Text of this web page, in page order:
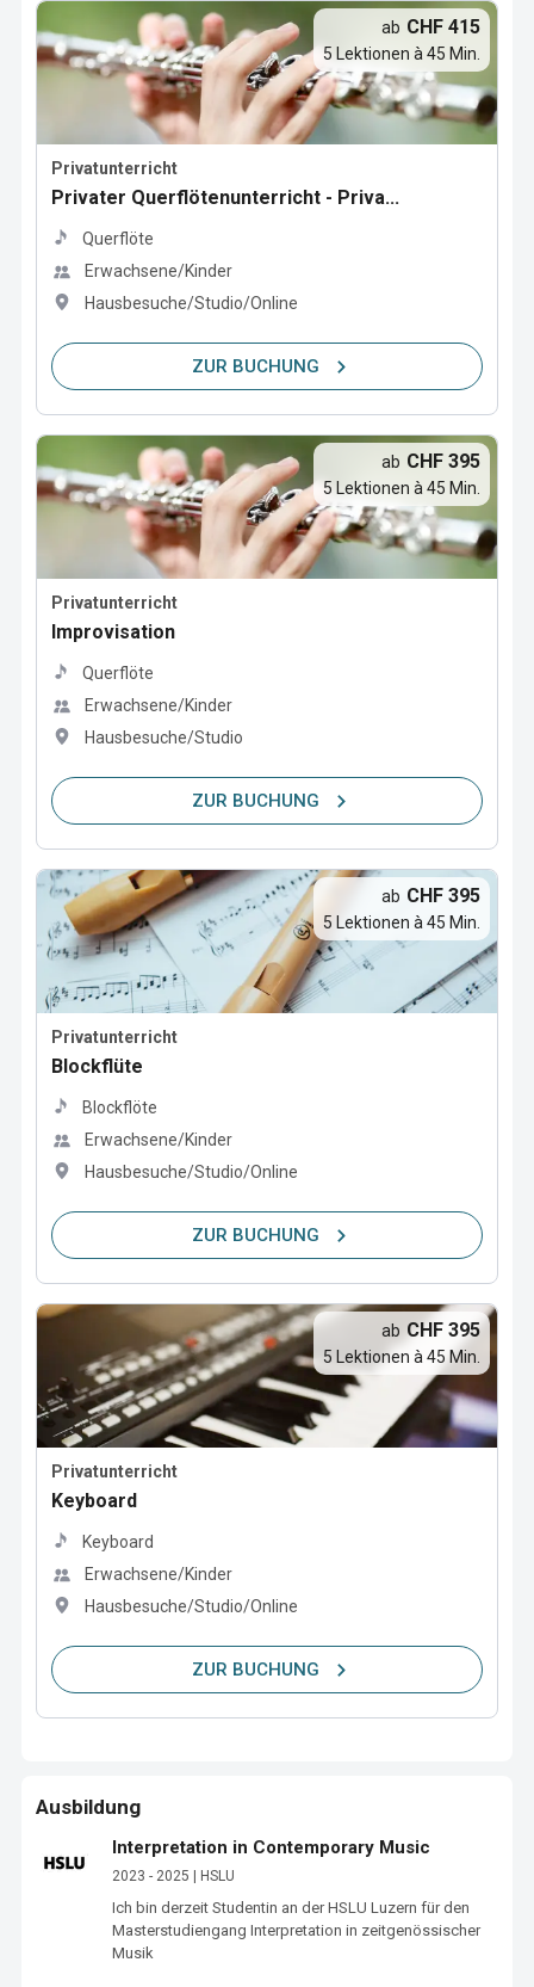
Privatunterricht
Privater Querflötenunterricht - Priva...
Querflöte
Erwachsene/Kinder
Hausbesuche/Studio/Online
ab CHF 415
5 Lektionen à 45 Min.
ZUR BUCHUNG
Privatunterricht
Improvisation
Querflöte
Erwachsene/Kinder
Hausbesuche/Studio
ab CHF 395
5 Lektionen à 45 Min.
ZUR BUCHUNG
Privatunterricht
Blockflüte
Blockflöte
Erwachsene/Kinder
Hausbesuche/Studio/Online
ab CHF 395
5 Lektionen à 45 Min.
ZUR BUCHUNG
Privatunterricht
Keyboard
Keyboard
Erwachsene/Kinder
Hausbesuche/Studio/Online
ab CHF 395
5 Lektionen à 45 Min.
ZUR BUCHUNG
Ausbildung
Interpretation in Contemporary Music
2023 - 2025 | HSLU
Ich bin derzeit Studentin an der HSLU Luzern für den
Masterstudiengang Interpretation in zeitgenössischer
Musik